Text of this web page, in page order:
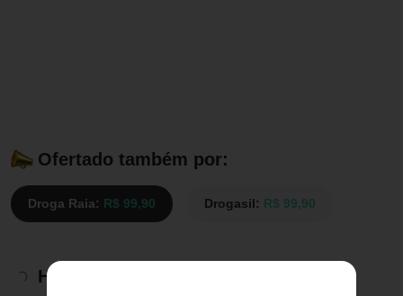
Ofertado também por:
Droga Raia: R$ 99,90 Drogasil: R$ 99,90
Histórico de preços